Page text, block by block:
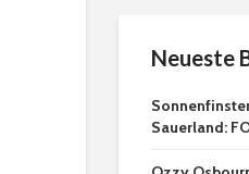
Neueste
Sauerland: